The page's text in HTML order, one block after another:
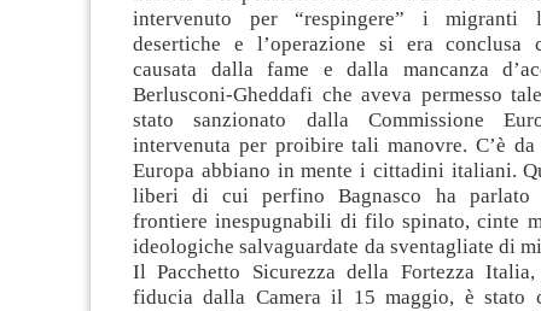
intervenuto per “respingere” i
desertiche e l’operazione si era conclusa
causata dalla fame e dalla mancanza
Berlusconi-Gheddafi che aveva permesso
stato sanzionato dalla Commissione
intervenuta per proibire tali manovre. C’è
Europa abbiano in mente i cittadini italiani.
liberi di cui perfino Bagnasco ha
frontiere inespugnabili di filo spinato, cinte
ideologiche salvaguardate da sventagliate di
Il Pacchetto Sicurezza della Fortezza
fiducia dalla Camera il 15 maggio, è stato